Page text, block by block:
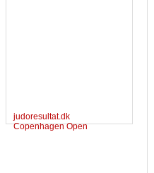
judoresultat.dk
Copenhagen Open